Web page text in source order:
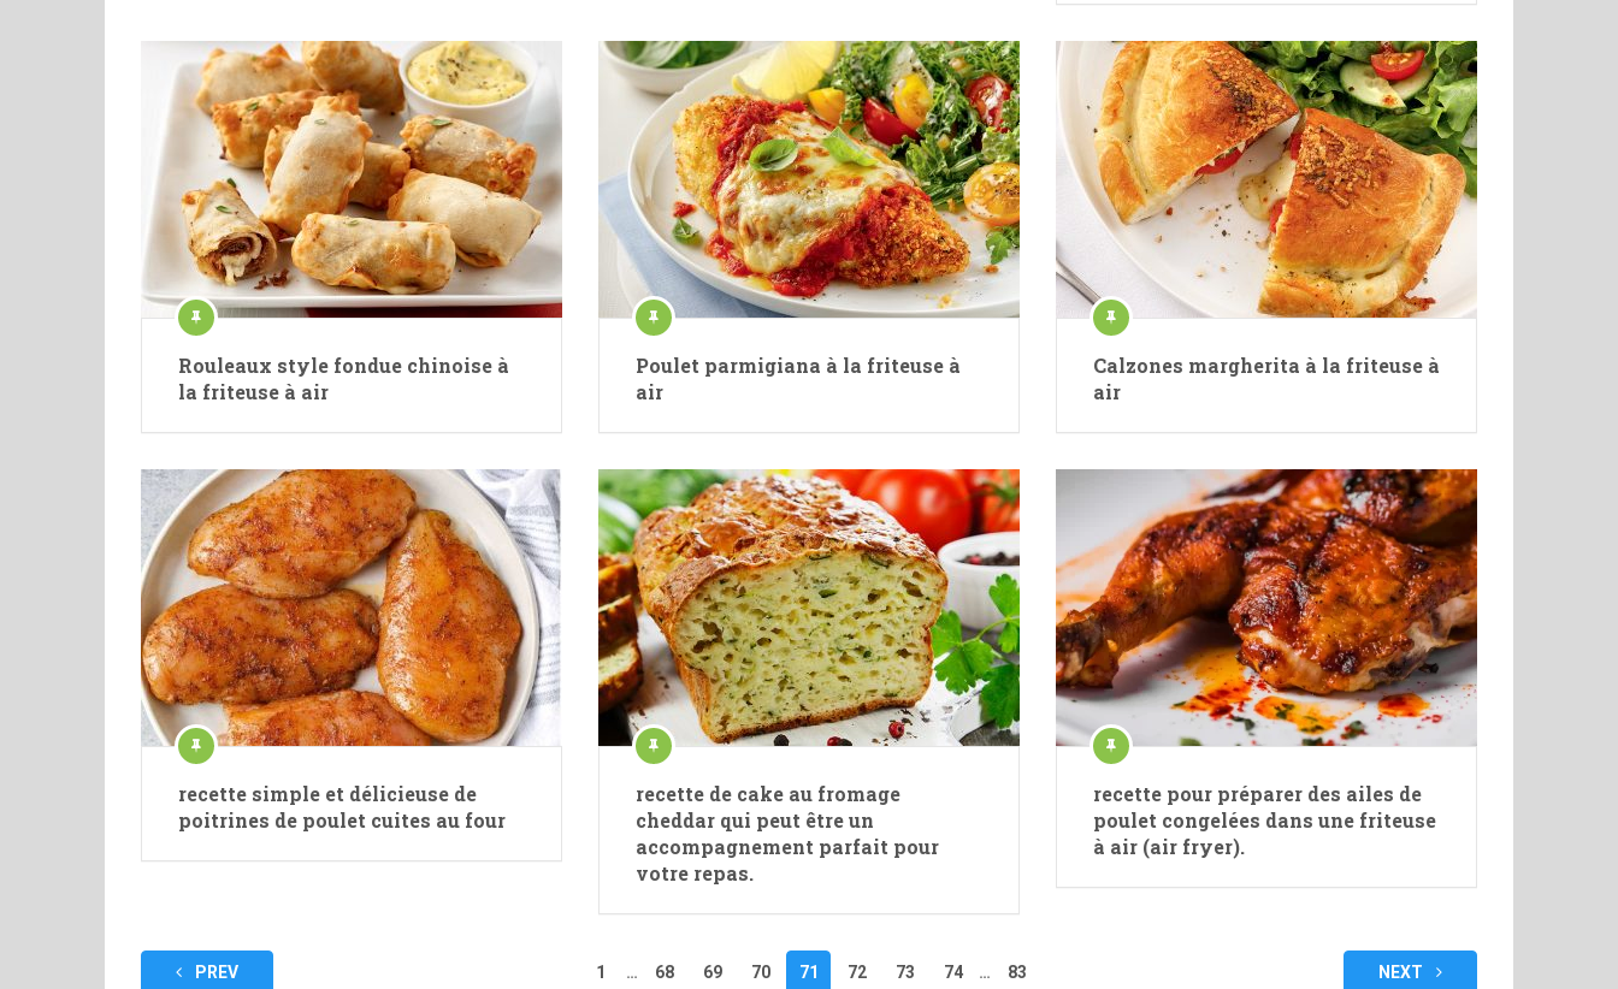
Rouleaux style fondue chinoise à
la friteuse à air
Poulet parmigiana à la friteuse à
air
Calzones margherita à la friteuse à
air
recette simple et délicieuse de
poitrines de poulet cuites au four
recette de cake au fromage
cheddar qui peut être un
accompagnement parfait pour
votre repas.
recette pour préparer des ailes de
poulet congelées dans une friteuse
à air (air fryer).
Pagination
PREV 1 … 68 69 70 71 72 73 74 … 83 NEXT